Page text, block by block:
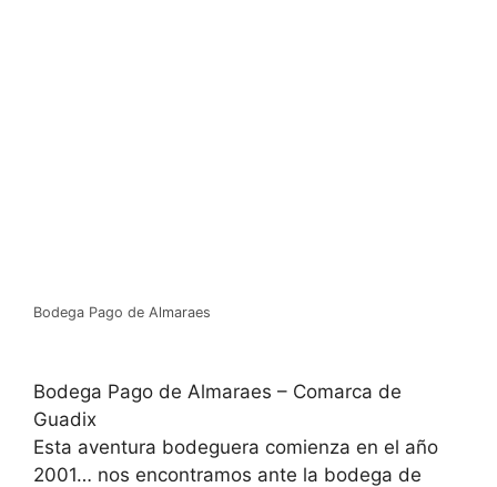
Bodega Pago de Almaraes
Bodega Pago de Almaraes – Comarca de
Guadix
Esta aventura bodeguera comienza en el año
2001… nos encontramos ante la bodega de